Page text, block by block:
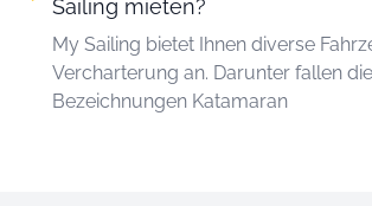
Sailing mieten?
My Sailing bietet Ihnen diverse
Vercharterung an. Darunter fallen die
Bezeichnungen Katamaran